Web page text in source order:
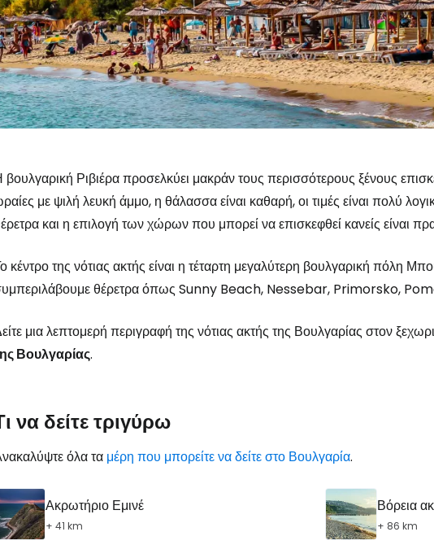
βουλγαρική Ριβιέρα προσελκύει μακράν τους περισσότερους ξένους
με ψιλή λευκή άμμο, η θάλασσα είναι καθαρή, οι τιμές είναι πολύ
και η επιλογή των χώρων που μπορεί να επισκεφθεί κανείς είναι
κέντρο της νότιας ακτής είναι η τέταρτη μεγαλύτερη βουλγαρική πόλη
θέρετρα όπως Sunny Beach, Nessebar, Primorsko,
μια λεπτομερή περιγραφή της νότιας ακτής της Βουλγαρίας στον
Βουλγαρίας.
να δείτε τριγύρω
όλα τα μέρη που μπορείτε να δείτε στο Βουλγαρία.
Ακρωτήριο Εμινέ
+ 41 km
Βόρεια
+ 86 km
... η παγκόσμια ταξιδιωτική κοινότητα
Συνεχίστε με το